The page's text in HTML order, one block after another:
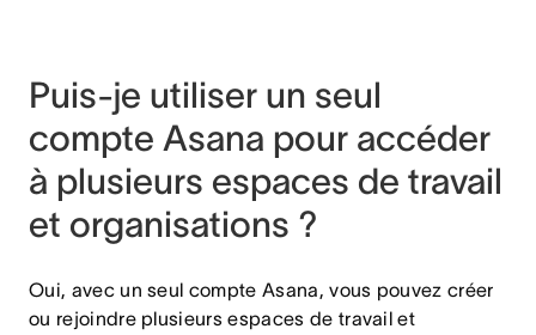
Puis-je utiliser un seul
compte Asana pour accéder
à plusieurs espaces de travail
et organisations ?
Oui, avec un seul compte Asana, vous pouvez créer
ou rejoindre plusieurs espaces de travail et